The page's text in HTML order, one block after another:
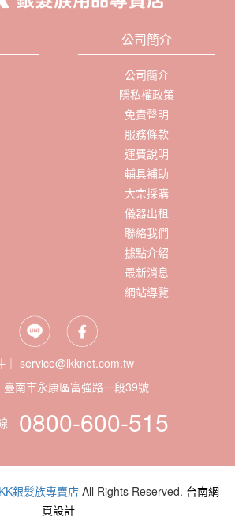
公司簡介
公司簡介
隱私權政策
免責聲明
服務條款
運費說明
輔具補助
大宗採購
儀器出租
聯絡我們
據點介紹
最新消息
網站導覽
｜ service@lkknet.com.tw
0800-600-515
銀髮族專賣店All Rights Reserved. 台南網
頁設計